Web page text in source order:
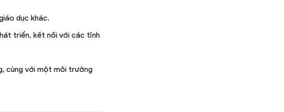
dục khác.
triển, kết nối với các tỉnh
cùng với một môi trường